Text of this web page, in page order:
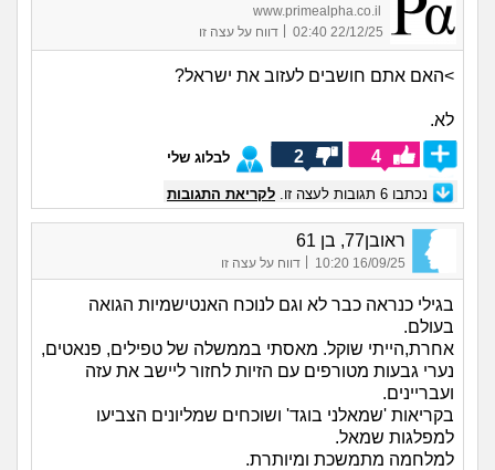
www.primealpha.co.il
22/12/25 02:40
| דווח על עצה זו
>האם אתם חושבים לעזוב את ישראל?
לא.
4
2 לבלוג שלי
נכתבו 6 תגובות לעצה זו. לקריאת התגובות
ראובן77, בן 61
16/09/25 10:20
| דווח על עצה זו
בגילי כנראה כבר לא וגם לנוכח האנטישמיות הגואה
בעולם.
אחרת,הייתי שוקל. מאסתי בממשלה של טפילים, פנאטים,
נערי גבעות מטורפים עם הזיות לחזור ליישב את עזה
ועבריינים.
בקריאות 'שמאלני בוגד' ושוכחים שמליונים הצביעו
למפלגות שמאל.
למלחמה מתמשכת ומיותרת.